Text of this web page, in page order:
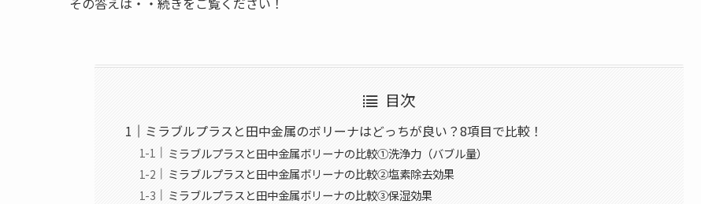
目次
ミラブルプラスと田中金属のボリーナはどっちが良い？8項目で比較！
ミラブルプラスと田中金属ボリーナの比較①洗浄力（バブル量）
ミラブルプラスと田中金属ボリーナの比較②塩素除去効果
ミラブルプラスと田中金属ボリーナの比較③保湿効果